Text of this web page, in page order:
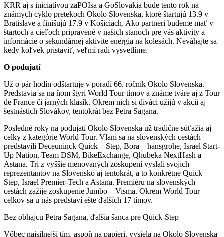
KRR aj s iniciatívou zaPOIsa a GoSlovakia bude tento rok na
známych cyklo pretekoch Okolo Slovenska, ktoré štartujú 13.9 v
Bratislave a finišujú 17.9 v Košiciach. Ako partneri budeme mať v
štartoch a cieľoch pripravené v našich stanoch pre vás aktivity a
informácie o sekundárnej aktivite energia na kolesách. Neváhajte sa
kedy koľvek pristaviť, veľmi radi vysvetlíme.
O podujatí
Už o pár hodín odštartuje v poradí 66. ročník Okolo Slovenska.
Predstavia sa na ňom štyri World Tour tímov a známe tváre aj z Tour
de France či jarných klasík. Okrem nich si diváci užijú v akcii aj
šestnástich Slovákov, tentokrát bez Petra Sagana.
Posledné roky na podujatí Okolo Slovenska už tradične súťažia aj
celky z kategórie World Tour. Vlani sa na slovenských cestách
predstavili Deceuninck Quick – Step, Bora – hansgrohe, Israel Start-
Up Nation, Team DSM, BikeExchange, Qhubeka NextHash a
Astana. Tri z vyššie menovaných zoskupení vyslali svojich
reprezentantov na Slovensko aj tentokrát, a to konkrétne Quick –
Step, Israel Premier-Tech a Astana. Premiéru na slovenských
cestách zažije zoskupenie Jumbo – Visma. Okrem World Tour
celkov sa u nás predstaví ešte ďalších 17 tímov.
Bez obhajcu Petra Sagana, ďalšia šanca pre Quick-Step
Vôbec najsilnejší tím, aspoň na papieri, vysiela na Okolo Slovenska